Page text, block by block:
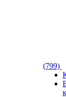
(799)